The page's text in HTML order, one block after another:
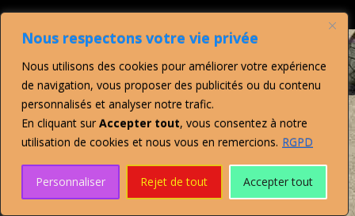
Nous respectons votre vie privée
Nous utilisons des cookies pour améliorer votre expérience
de navigation, vous proposer des publicités ou du contenu
personnalisés et analyser notre trafic.
En cliquant sur Accepter tout, vous consentez à notre
utilisation de cookies et nous vous en remercions. RGPD
Personnaliser Rejet de tout Accepter tout